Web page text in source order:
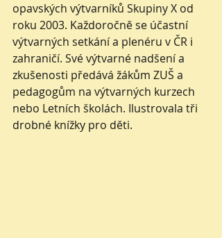
opavských výtvarníků Skupiny X od
roku 2003. Každoročně se účastní
výtvarných setkání a plenéru v ČR i
zahraničí. Své výtvarné nadšení a
zkušenosti předává žákům ZUŠ a
pedagogům na výtvarných kurzech
nebo Letních školách. Ilustrovala tři
drobné knížky pro děti.